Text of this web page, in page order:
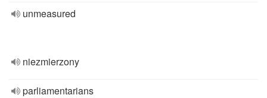
unmeasured
niezmierzony
parliamentarians